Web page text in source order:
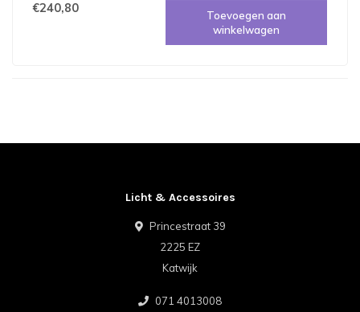
€240,80
Toevoegen aan
winkelwagen
Licht & Accessoires
Princestraat 39
2225 EZ
Katwijk
071 4013008